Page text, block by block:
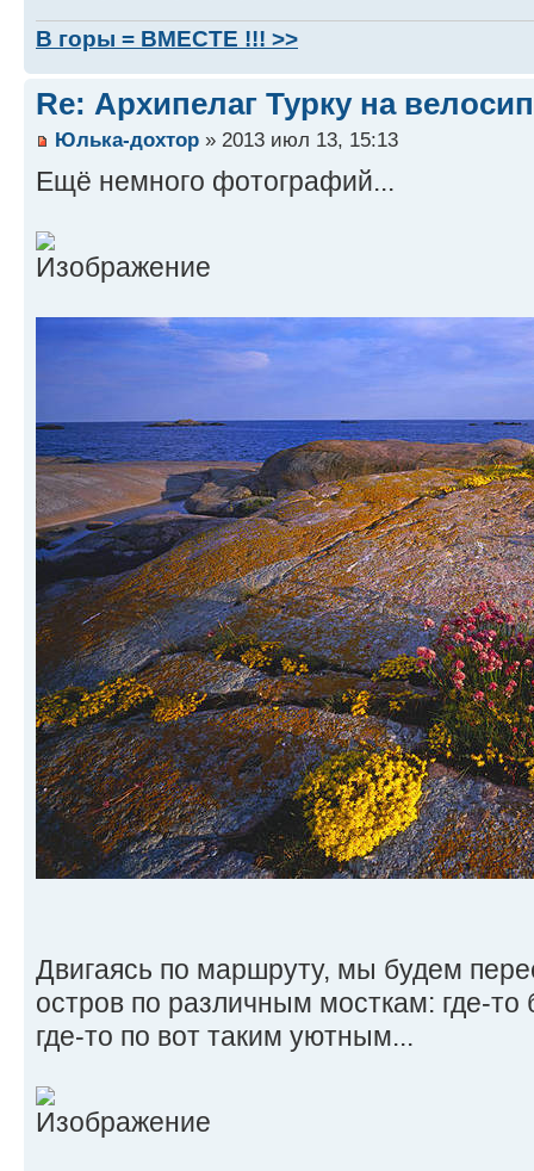
В горы = ВМЕСТЕ !!! >>
Re: Архипелаг Турку на
Юлька-дохтор » 2013 июл 13, 15:13
Ещё немного фотографий...
Двигаясь по маршруту, мы будем
остров по различным мосткам: где-
где-то по вот таким уютным...